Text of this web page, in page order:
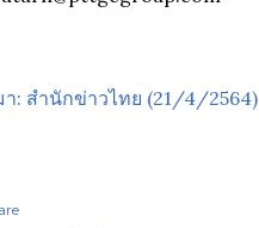
: สำนักข่าวไทย (21/4/2564)